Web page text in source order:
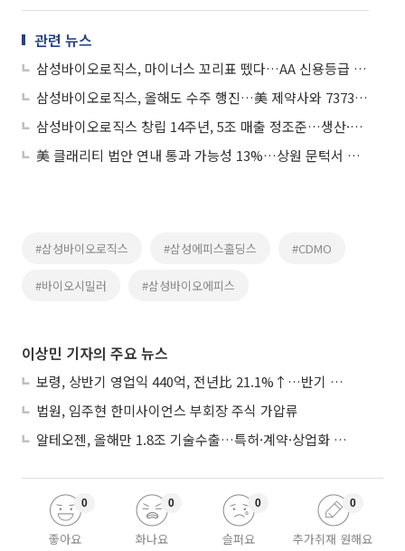
관련 뉴스
삼성바이오로직스, 마이너스 꼬리표 뗐다…AA 신용등급 상향
삼성바이오로직스, 올해도 수주 행진…美 제약사와 7373억원 규모 계약
삼성바이오로직스 창립 14주년, 5조 매출 정조준…생산·포트폴리오·거점 확장 속도
美 클래리티 법안 연내 통과 가능성 13%…상원 문턱서 제동
#삼성바이오로직스 #삼성에피스홀딩스 #CDMO
#바이오시밀러 #삼성바이오에피스
이상민 기자의 주요 뉴스
보령, 상반기 영업익 440억, 전년比 21.1%↑…반기 역대 최대
법원, 임주현 한미사이언스 부회장 주식 가압류
알테오젠, 올해만 1.8조 기술수출…특허·계약·상업화 ‘삼박자’
좋아요
0
화나요
0
슬퍼요
0
추가취재 원해요
0